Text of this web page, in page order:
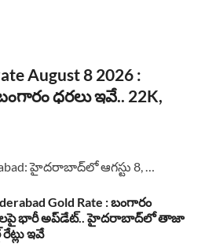
August 8 2026 :
ధరలు ఇవే.. 22K,
హైదరాబాద్‌లో ఆగస్టు 8, …
Gold Rate : బంగారం
భారీ అప్‌డేట్.. హైదరాబాద్‌లో తాజా
రేట్లు ఇవే